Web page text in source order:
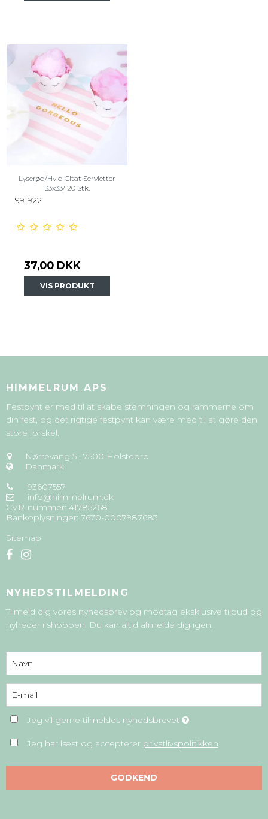
Lyserød/Hvid Citat Servietter
33x33/ 20 Stk.
991922
37,00 DKK
VIS PRODUKT
HIMMELRUM APS
Festpynt er med til at skabe stemningen og rammerne om
din fest, og det rigtige festpynt kan være med til at gøre den
store forskel.
Nørrevang 5 , 7500 Holstebro
Danmark
93607557
info@himmelrum.dk
CVR-nummer: 41785268
Bankoplysninger: 7670-0007987683
Sitemap
NYHEDSTILMELDING
Tilmeld dig vores nyhedsbrev og modtag eksklusive tilbud og
nyheder i shoppen. Du kan altid afmelde dig igen.
Jeg vil gerne tilmeldes nyhedsbrevet
Jeg har læst og accepterer privatlivspolitikken
GODKEND